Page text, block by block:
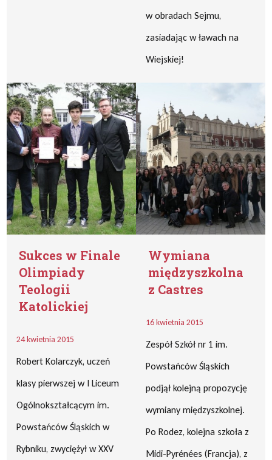
w obradach Sejmu,
zasiadając w ławach na
Wiejskiej!
Sukces w Finale
Olimpiady
Teologii
Katolickiej
24 kwietnia 2015
Robert Kolarczyk, uczeń
klasy pierwszej w I Liceum
Ogólnokształcącym im.
Powstańców Śląskich w
Rybniku, zwyciężył w XXV
Wymiana
międzyszkolna
z Castres
16 kwietnia 2015
Zespół Szkół nr 1 im.
Powstańców Śląskich
podjął kolejną propozycję
wymiany międzyszkolnej.
Po Rodez, kolejna szkoła z
Midi-Pyrénées (Francja), z